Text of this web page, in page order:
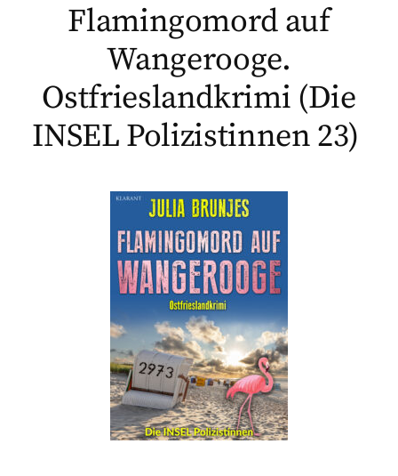
Flamingomord auf
Wangerooge.
Ostfrieslandkrimi (Die
INSEL Polizistinnen 23)